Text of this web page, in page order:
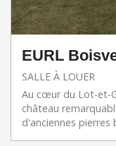
EURL
SALLE À LOUER
Au cœur du Lot-et-
château
d'anciennes pierres